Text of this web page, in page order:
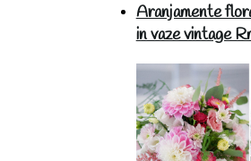
Aranjamente
in vaze vintage